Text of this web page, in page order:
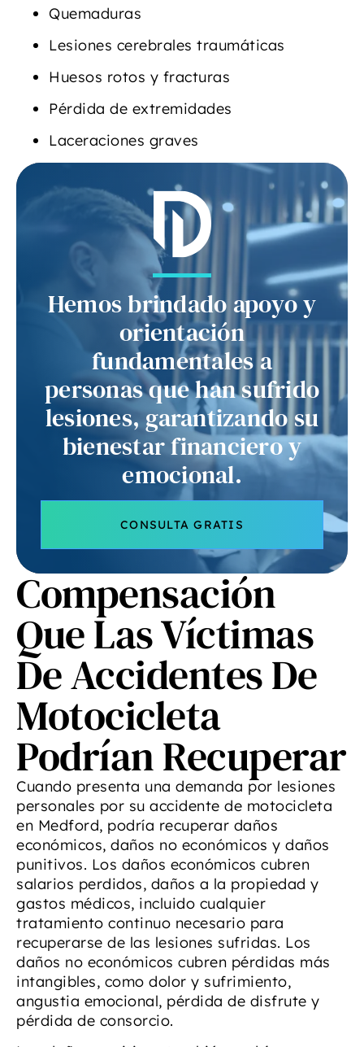
Quemaduras
Lesiones cerebrales traumáticas
Huesos rotos y fracturas
Pérdida de extremidades
Laceraciones graves
Hemos brindado apoyo y
orientación
fundamentales a
personas que han sufrido
lesiones, garantizando su
bienestar financiero y
emocional.
CONSULTA GRATIS
Compensación
Que Las Víctimas
De Accidentes De
Motocicleta
Podrían Recuperar
Cuando presenta una demanda por lesiones
personales por su accidente de motocicleta
en Medford, podría recuperar daños
económicos, daños no económicos y daños
punitivos. Los daños económicos cubren
salarios perdidos, daños a la propiedad y
gastos médicos, incluido cualquier
tratamiento continuo necesario para
recuperarse de las lesiones sufridas. Los
daños no económicos cubren pérdidas más
intangibles, como dolor y sufrimiento,
angustia emocional, pérdida de disfrute y
pérdida de consorcio.